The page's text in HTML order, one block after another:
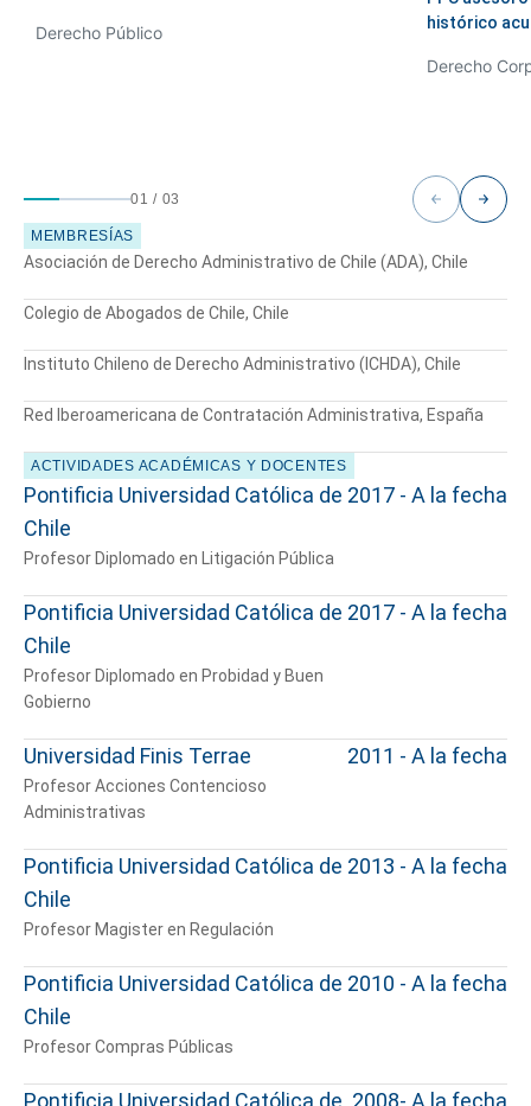
Cuéntanos, ¿Cómo
te podemos ayudar?
Derecho Público
histórico
01 / 03
MEMBRESÍAS
Asociación de Derecho Administrativo de Chile (ADA), Chile
Colegio de Abogados de Chile, Chile
Instituto Chileno de Derecho Administrativo (ICHDA), Chile
Red Iberoamericana de Contratación Administrativa, España
ACTIVIDADES ACADÉMICAS Y DOCENTES
Pontificia Universidad Católica de
Chile
Profesor Diplomado en Litigación Pública
2017 - A la fecha
Pontificia Universidad Católica de
Chile
Profesor Diplomado en Probidad y Buen
Gobierno
2017 - A la fecha
Universidad Finis Terrae
Profesor Acciones Contencioso
Administrativas
2011 - A la fecha
Pontificia Universidad Católica de
Chile
Profesor Magister en Regulación
2013 - A la fecha
Pontificia Universidad Católica de
Chile
Profesor Compras Públicas
2010 - A la fecha
Pontificia Universidad Católica de 2008- A la fecha